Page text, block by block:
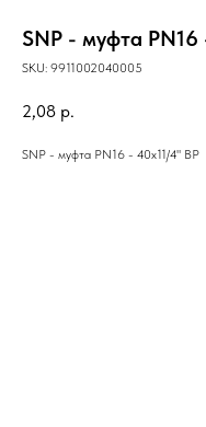
SNP - муфта
SKU: 9911002040005
2,08 р.
SNP - муфта PN16 - 40x11/4" ВР